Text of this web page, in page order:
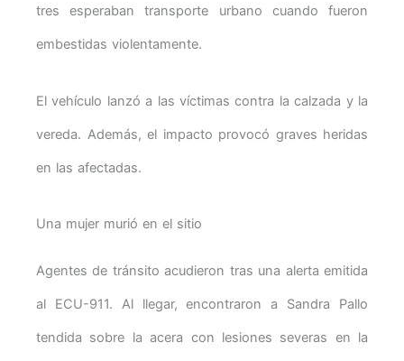
tres esperaban transporte urbano cuando fueron
embestidas violentamente.
El vehículo lanzó a las víctimas contra la calzada y la
vereda. Además, el impacto provocó graves heridas
en las afectadas.
Una mujer murió en el sitio
Agentes de tránsito acudieron tras una alerta emitida
al ECU-911. Al llegar, encontraron a Sandra Pallo
tendida sobre la acera con lesiones severas en la